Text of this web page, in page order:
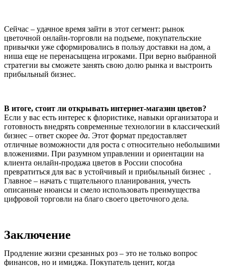
Сейчас – удачное время зайти в этот сегмент: рынок
цветочной онлайн-торговли на подъеме, покупательские
привычки уже сформировались в пользу доставки на дом, а
ниша еще не перенасыщена игроками. При верно выбранной
стратегии вы сможете занять свою долю рынка и выстроить
прибыльный бизнес.
В итоге, стоит ли открывать интернет-магазин цветов?
Если у вас есть интерес к флористике, навыки организатора и
готовность внедрять современные технологии в классический
бизнес – ответ скорее да. Этот формат предоставляет
отличные возможности для роста с относительно небольшими
вложениями. При разумном управлении и ориентации на
клиента онлайн-продажа цветов в России способна
превратиться для вас в устойчивый и прибыльный бизнес .
Главное – начать с тщательного планирования, учесть
описанные нюансы и смело использовать преимущества
цифровой торговли на благо своего цветочного дела.
Заключение
Продление жизни срезанных роз – это не только вопрос
финансов, но и имиджа. Покупатель ценит, когда